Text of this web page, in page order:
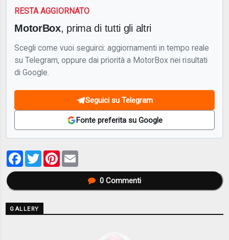
RESTA AGGIORNATO
MotorBox, prima di tutti gli altri
Scegli come vuoi seguirci: aggiornamenti in tempo reale
su Telegram, oppure dai priorità a MotorBox nei risultati
di Google.
Seguici su Telegram
Fonte preferita su Google
Facebook
TwitterPinterest
0Commenti
GALLERY